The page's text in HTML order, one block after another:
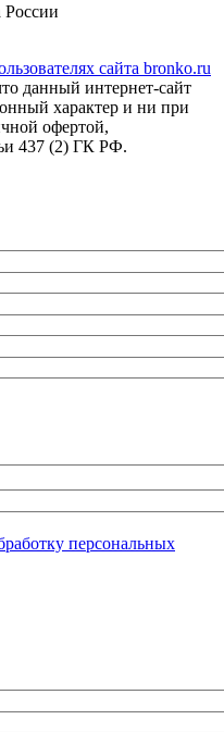
России
сайта bronko.ru
данный интернет-сайт
характер и ни при
офертой,
437 (2) ГК РФ.
персональных